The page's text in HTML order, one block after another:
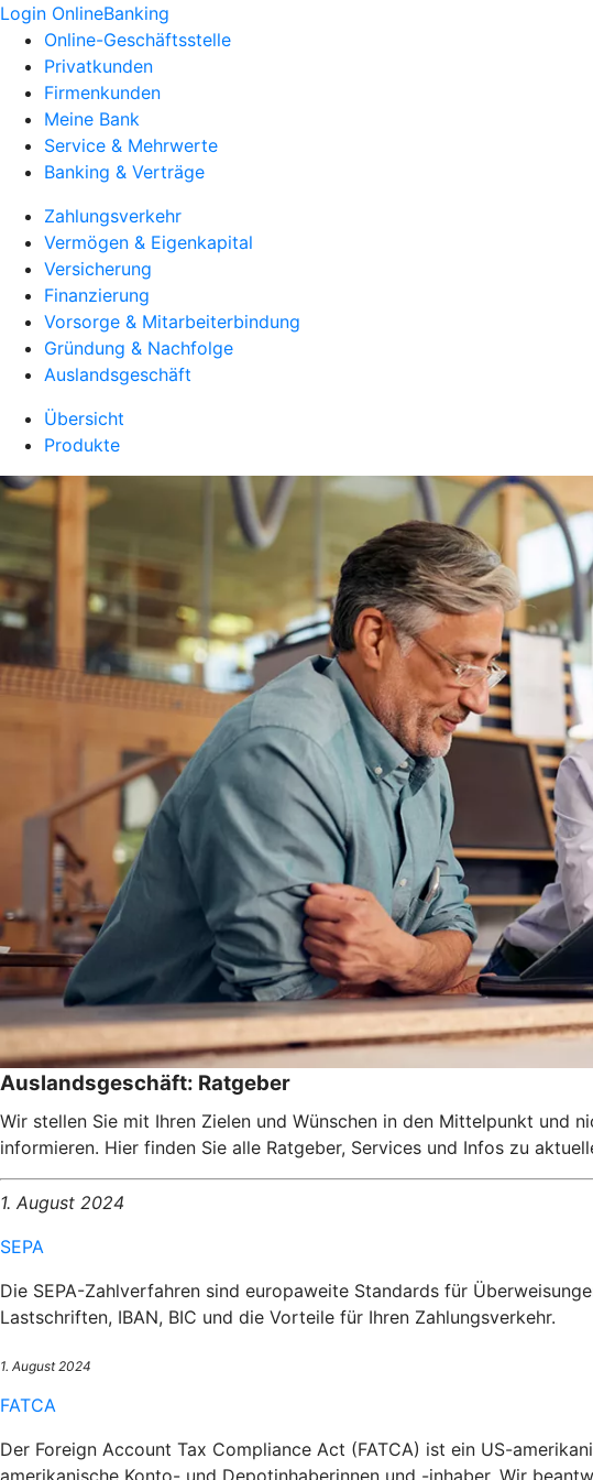
Login OnlineBanking
Online-Geschäftsstelle
Privatkunden
Firmenkunden
Meine Bank
Service & Mehrwerte
Banking & Verträge
Zahlungsverkehr
Vermögen & Eigenkapital
Versicherung
Finanzierung
Vorsorge & Mitarbeiterbindung
Gründung & Nachfolge
Auslandsgeschäft
Übersicht
Produkte
Auslandsgeschäft: Ratgeber
Wir stellen Sie mit Ihren Zielen und Wünschen in den Mittelpunkt und
informieren. Hier finden Sie alle Ratgeber, Services und Infos zu
1. August 2024
SEPA
Die SEPA-Zahlverfahren sind europaweite Standards für
Lastschriften, IBAN, BIC und die Vorteile für Ihren Zahlungsverkehr.
1. August 2024
FATCA
Der Foreign Account Tax Compliance Act (FATCA) ist ein US-
amerikanische Konto- und Depotinhaberinnen und -inhaber. Wir